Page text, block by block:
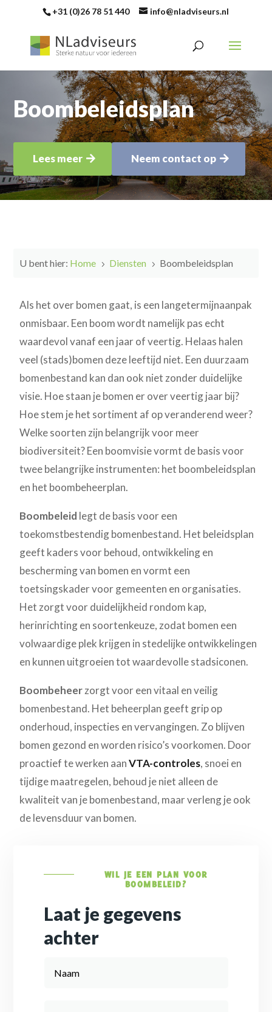
+31 (0)26 78 51 440 info@nladviseurs.nl
Boombeleidsplan
Lees meer Neem contact op
U bent hier: Home 5 Diensten 5 Boombeleidsplan
Als het over bomen gaat, is een langetermijnaanpak
onmisbaar. Een boom wordt namelijk pas echt
waardevol vanaf een jaar of veertig. Helaas halen
veel (stads)bomen deze leeftijd niet. Een duurzaam
bomenbestand kan dan ook niet zonder duidelijke
visie. Hoe staan je bomen er over veertig jaar bij?
Hoe stem je het sortiment af op veranderend weer?
Welke soorten zijn belangrijk voor meer
biodiversiteit? Een boomvisie vormt de basis voor
twee belangrijke instrumenten: het boombeleidsplan
en het boombeheerplan.
Boombeleid legt de basis voor een
toekomstbestendig bomenbestand. Het beleidsplan
geeft kaders voor behoud, ontwikkeling en
bescherming van bomen en vormt een
toetsingskader voor gemeenten en organisaties.
Het zorgt voor duidelijkheid rondom kap,
herinrichting en soortenkeuze, zodat bomen een
volwaardige plek krijgen in stedelijke ontwikkelingen
en kunnen uitgroeien tot waardevolle stadsiconen.
Boombeheerzorgt voor een vitaal en veilig
bomenbestand. Het beheerplan geeft grip op
onderhoud, inspecties en vervangingen. Zo blijven
bomen gezond en worden risico’s voorkomen. Door
proactief te werken aanVTA-controles, snoei en
tijdige maatregelen, behoud je niet alleen de
kwaliteit van je bomenbestand, maar verleng je ook
de levensduur van bomen.
WIL JE EEN PLAN VOOR
BOOMBELEID?
Laat je gegevens
achter